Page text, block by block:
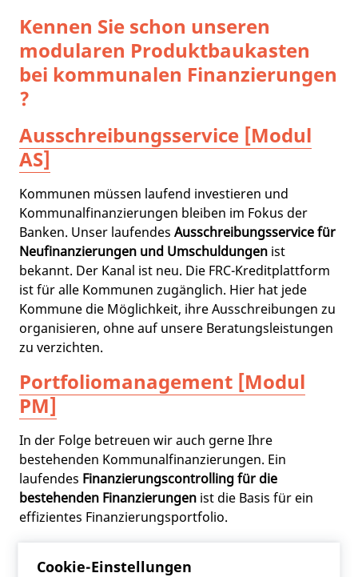
Cookie-Einstellungen
Kennen Sie schon unseren
modularen Produktbaukasten
bei kommunalen Finanzierungen
?
Ausschreibungsservice [Modul
AS]
Kommunen müssen laufend investieren und
Kommunalfinanzierungen bleiben im Fokus der
Banken. Unser laufendes Ausschreibungsservice für
Neufinanzierungen und Umschuldungen ist
bekannt. Der Kanal ist neu. Die FRC-Kreditplattform
ist für alle Kommunen zugänglich. Hier hat jede
Kommune die Möglichkeit, ihre Ausschreibungen zu
organisieren, ohne auf unsere Beratungsleistungen
zu verzichten.
Portfoliomanagement [Modul
PM]
In der Folge betreuen wir auch gerne Ihre
bestehenden Kommunalfinanzierungen. Ein
laufendes Finanzierungscontrolling für die
bestehenden Finanzierungen ist die Basis für ein
effizientes Finanzierungsportfolio.